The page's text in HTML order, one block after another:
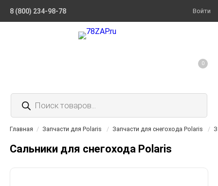
8 (800) 234-98-78 Войти
Поиск
товаров
0
Главная / Запчасти для Polaris / Запчасти для снегохода Polaris /
Сальники для снегохода Polaris